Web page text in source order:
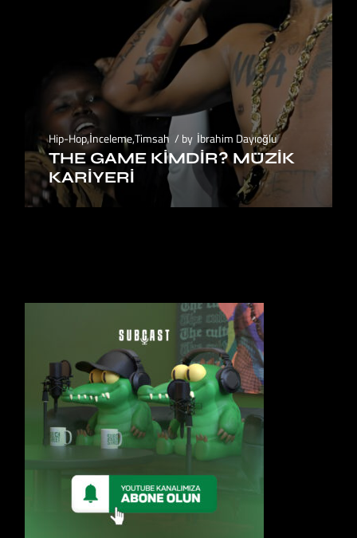
Hip-Hop,İnceleme,Timsah by İbrahim Dayıoğlu
THE GAME KIMDIR? MÜZIK
KARIYERI